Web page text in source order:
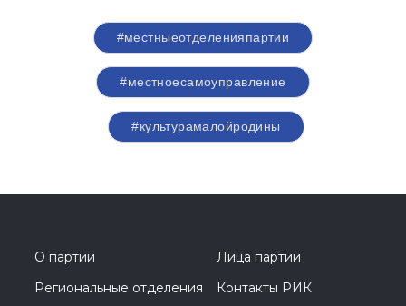
#местныеотделенияпартии
#местноесамоуправление
#культурамалойродины
О партии
Лица партии
Региональные отделения
Контакты РИК